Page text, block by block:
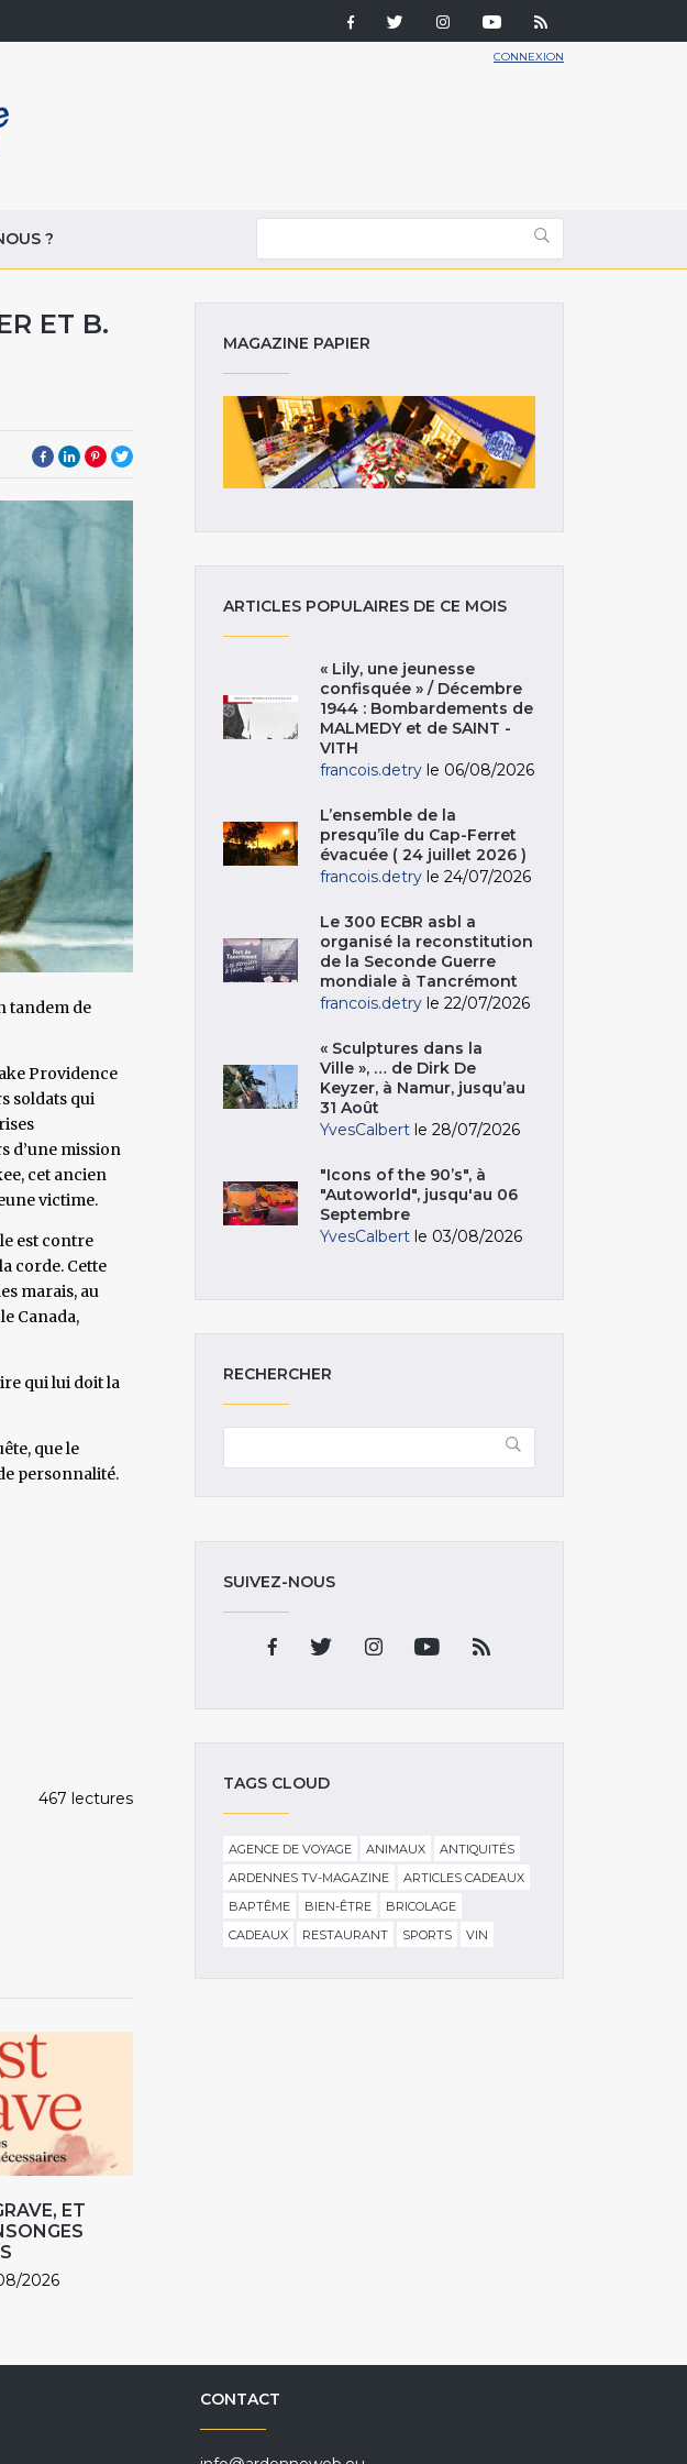
CONNEXION
?
ET B.
tandem de
Providence
soldats qui
d’une mission
cet ancien
victime.
est contre
corde. Cette
marais, au
Canada,
qui lui doit la
que le
personnalité.
467 lectures
ET
2026
MAGAZINE PAPIER
ARTICLES POPULAIRES DE CE MOIS
« Lily, une jeunesse
confisquée » / Décembre
1944 : Bombardements de
MALMEDY et de SAINT -
VITH
francois.detry le 06/08/2026
L’ensemble de la
presqu’île du Cap-Ferret
évacuée ( 24 juillet 2026 )
francois.detry le 24/07/2026
Le 300 ECBR asbl a
organisé la reconstitution
de la Seconde Guerre
mondiale à Tancrémont
francois.detry le 22/07/2026
« Sculptures dans la
Ville », … de Dirk De
Keyzer, à Namur, jusqu’au
31 Août
YvesCalbert le 28/07/2026
"Icons of the 90’s", à
"Autoworld", jusqu'au 06
Septembre
YvesCalbert le 03/08/2026
RECHERCHER
SUIVEZ-NOUS
TAGS CLOUD
AGENCE DE VOYAGE ANIMAUX
ANTIQUITÉS
ARDENNES TV-MAGAZINE
ARTICLES CADEAUX
BAPTÊME
BIEN-ÊTRE
BRICOLAGE
CADEAUX
RESTAURANT SPORTS VIN
CONTACT